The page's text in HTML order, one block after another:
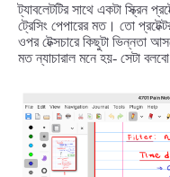
ট্যাবলেটটির সাথে একটা স্ক্রিন
ট্রেসিং পেপারের মত। তো
ওপর টেক্সচারে কিছুটা ভিন্নতা
মত ন্যাচারাল মনে হয়- সেটা